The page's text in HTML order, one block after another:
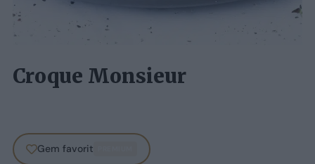
Croque Monsieur
Gem favorit